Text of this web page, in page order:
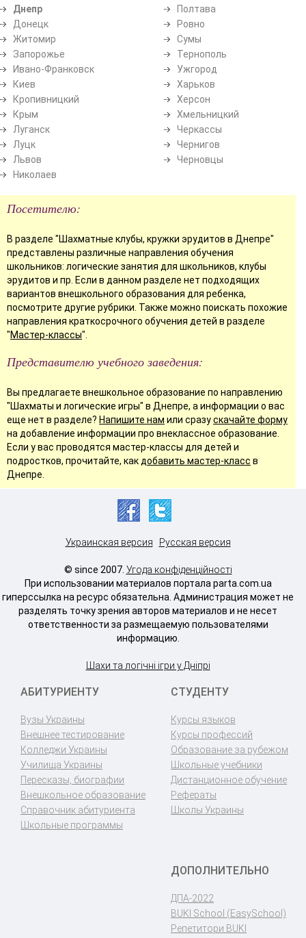
Днепр
Донецк
Житомир
Запорожье
Ивано-Франковск
Киев
Кропивницкий
Крым
Луганск
Луцк
Львов
Николаев
Полтава
Ровно
Сумы
Тернополь
Ужгород
Харьков
Херсон
Хмельницкий
Черкассы
Чернигов
Черновцы
Посетителю:
В разделе "Шахматные клубы, кружки эрудитов в Днепре"
представлены различные направления обучения
школьников: логические занятия для школьников, клубы
эрудитов и пр. Если в данном разделе нет подходящих
вариантов внешкольного образования для ребенка,
посмотрите другие рубрики. Также можно поискать похожие
направления краткосрочного обучения детей в разделе
"Мастер-классы".
Представителю учебного заведения:
Вы предлагаете внешкольное образование по направлению
"Шахматы и логические игры" в Днепре, а информации о вас
еще нет в разделе? Напишите нам или сразускачайте форму
на добавление информации про внеклассное образование.
Если у вас проводятся мастер-классы для детей и
подростков, прочитайте, как добавить мастер-класс в
Днепре.
Украинская версия Русская версия
© since 2007. Угода конфіденційності
При использовании материалов портала parta.com.ua
гиперссылка на ресурс обязательна. Администрация может не
разделять точку зрения авторов материалов и не несет
ответственности за размещаемую пользователями
информацию.
Шахи та логічні ігри у Дніпрі
АБИТУРИЕНТУ
Вузы Украины
Внешнее тестирование
Колледжи Украины
Училища Украины
Пересказы, биографии
Внешкольное образование
Справочник абитуриента
Школьные программы
СТУДЕНТУ
Курсы языков
Курсы профессий
Образование за рубежом
Школьные учебники
Дистанционное обучение
Рефераты
Школы Украины
ДОПОЛНИТЕЛЬНО
ДПА-2022
BUKI School (EasySchool)
Репетитори BUKI